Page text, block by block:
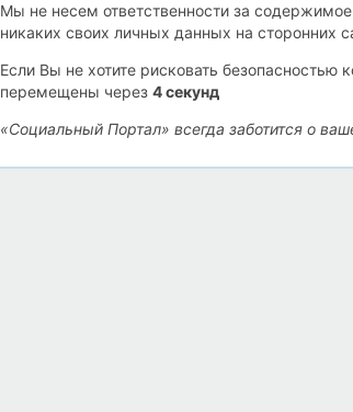
Мы не несем ответственности за содержимое
никаких своих личных данных на сторонних
Если Вы не хотите рисковать безопасностью
перемещены через 4секунд
«Социальный Портал» всегда заботится о